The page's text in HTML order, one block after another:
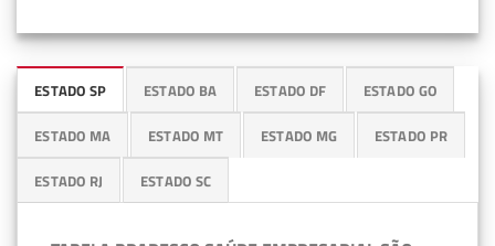
ESTADO SP ESTADO BA ESTADO DF ESTADO GO
ESTADO MA ESTADO MT ESTADO MG ESTADO PR
ESTADO RJ ESTADO SC